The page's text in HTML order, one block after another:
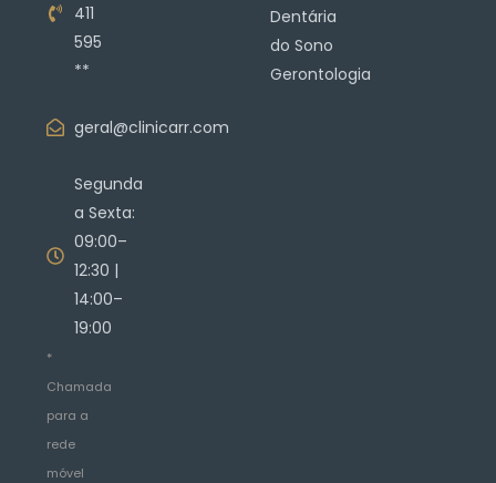
411
595
**
geral@clinicarr.com
Segunda
a Sexta:
09:00–
12:30 |
14:00–
19:00
*
Chamada
para a
rede
móvel
Dentária
do Sono
Gerontologia